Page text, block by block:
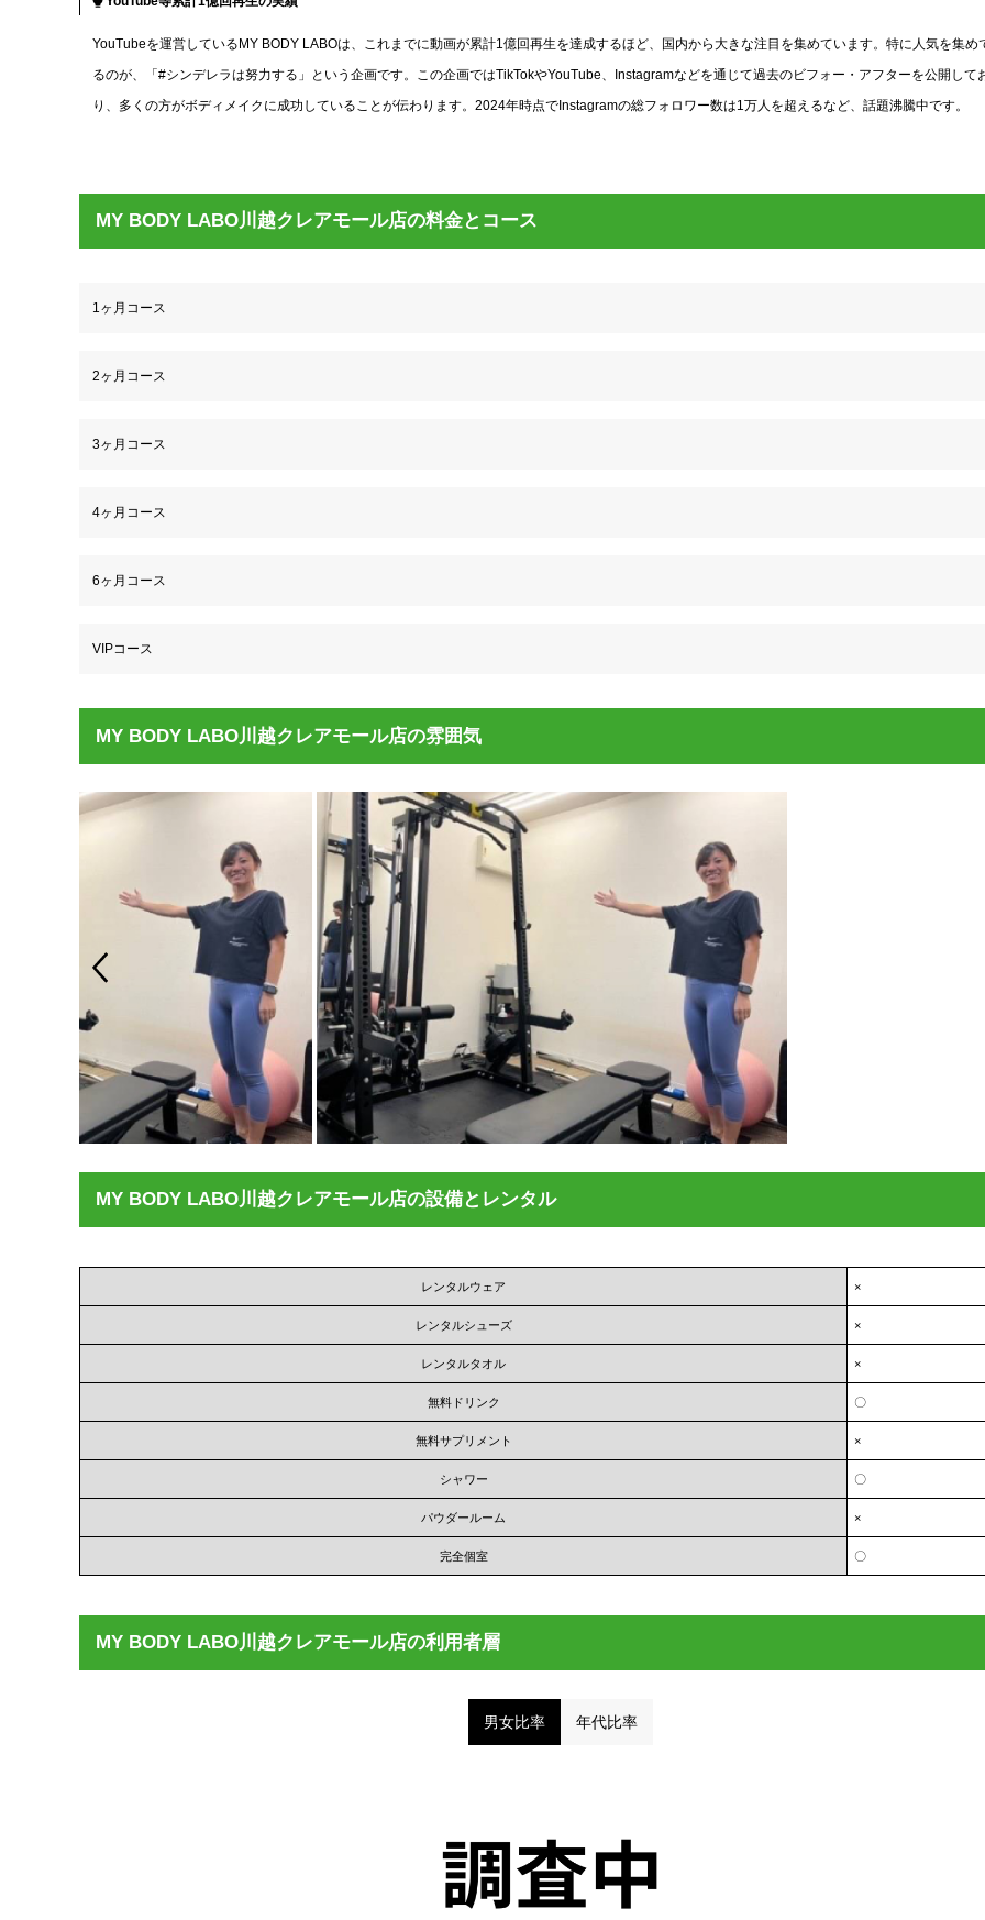
YouTubeを運営しているMY BODY LABOは、これまでに動画が累計1億回再生を達成するほど、国内から大きな注目を集めています。特に人気を集め
るのが、「#シンデレラは努力する」という企画です。この企画ではTikTokやYouTube、Instagramなどを通じて過去のビフォー・アフターを公開して
り、多くの方がボディメイクに成功していることが伝わります。2024年時点でInstagramの総フォロワー数は1万人を超えるなど、話題沸騰中です。
MY BODY LABO川越クレアモール店の料金とコース
1ヶ月コース
2ヶ月コース
3ヶ月コース
4ヶ月コース
6ヶ月コース
VIPコース
MY BODY LABO川越クレアモール店の雰囲気
MY BODY LABO川越クレアモール店の設備とレンタル
レンタルウェア ×
レンタルシューズ ×
レンタルタオル ×
無料ドリンク 〇
無料サプリメント ×
シャワー 〇
パウダールーム ×
完全個室 〇
MY BODY LABO川越クレアモール店の利用者層
男女比率 年代比率